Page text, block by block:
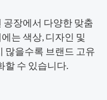
공장에서 다양한 맞춤
는 색상, 디자인 및
많을수록 브랜드 고유
할 수 있습니다.